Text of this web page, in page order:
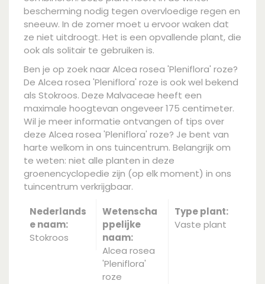
bescherming nodig tegen overvloedige regen en
sneeuw. In de zomer moet u ervoor waken dat
ze niet uitdroogt. Het is een opvallende plant, die
ook als solitair te gebruiken is.
Ben je op zoek naar Alcea rosea 'Pleniflora' roze?
De Alcea rosea 'Pleniflora' roze is ook wel bekend
als Stokroos. Deze Malvaceae heeft een
maximale hoogtevan ongeveer 175 centimeter.
Wil je meer informatie ontvangen of tips over
deze Alcea rosea 'Pleniflora' roze? Je bent van
harte welkom in ons tuincentrum. Belangrijk om
te weten: niet alle planten in deze
groenencyclopedie zijn (op elk moment) in ons
tuincentrum verkrijgbaar.
Nederlands
e naam:
Stokroos
Wetenscha
ppelijke
naam:
Alcea rosea
'Pleniflora'
roze
Type plant:
Vaste plant